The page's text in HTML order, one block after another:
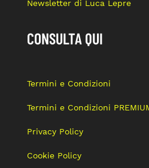
Newsletter di Luca Lepre
CONSULTA QUI
Termini e Condizioni
Termini e Condizioni
Privacy Policy
Cookie Policy